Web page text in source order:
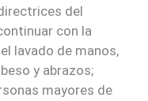
del
con la
lavado de manos,
y abrazos;
mayores de